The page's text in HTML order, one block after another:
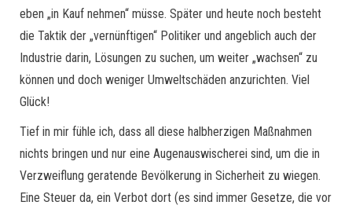
eben „in Kauf nehmen“ müsse. Später und heute noch besteht
die Taktik der „vernünftigen“ Politiker und angeblich auch der
Industrie darin, Lösungen zu suchen, um weiter „wachsen“ zu
können und doch weniger Umweltschäden anzurichten. Viel
Glück!
Tief in mir fühle ich, dass all diese halbherzigen Maßnahmen
nichts bringen und nur eine Augenauswischerei sind, um die in
Verzweiflung geratende Bevölkerung in Sicherheit zu wiegen.
Eine Steuer da, ein Verbot dort (es sind immer Gesetze, die vor